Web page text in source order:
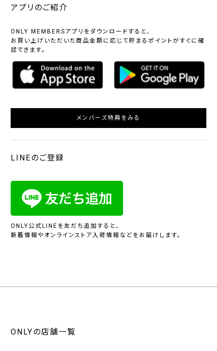
アプリのご紹介
ONLY MEMBERSアプリをダウンロードすると、
お買い上げいただいた商品金額に応じて貯まるポイントがすぐに確
認できます。
メンバーズ特典をみる
LINEのご登録
ONLY公式LINEを友だち追加すると、
新着情報やオンラインストア入荷情報などをお届けします。
ONLYの店舗一覧